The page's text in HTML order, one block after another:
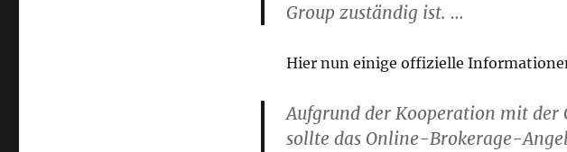
Group zuständig ist. …
Hier nun einige offizielle
Aufgrund der Kooperation mit der
sollte das Online-Brokerage-